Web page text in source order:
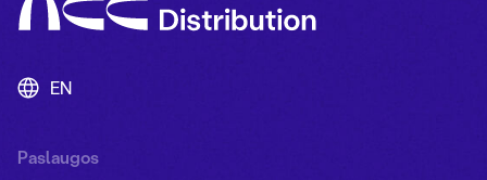
EN
Paslaugos